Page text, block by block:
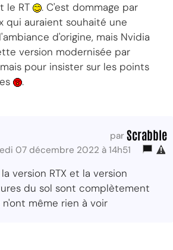
le RT
. C'est dommage par
qui auraient souhaité une
d'origine, mais Nvidia
version modernisée par
pour insister sur les points
.
par Scrabble
07 décembre 2022 à 14h51
version RTX et la version
du sol sont complètement
même rien à voir